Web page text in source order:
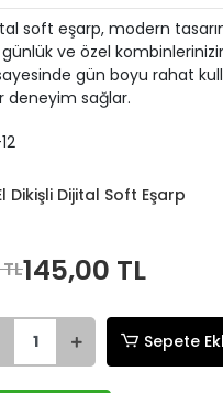
soft eşarp, modern
ve özel
gün boyu rahat
deneyim sağlar.
Dikişli Dijital Soft Eşarp
145,00 TL
Sepete